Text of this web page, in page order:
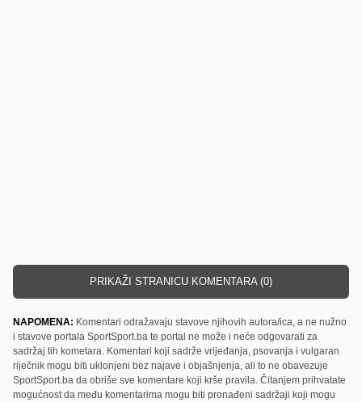
PRIKAŽI STRANICU KOMENTARA (0)
NAPOMENA: Komentari odražavaju stavove njihovih autora/ica, a ne nužno
i stavove portala SportSport.ba te portal ne može i neće odgovarati za
sadržaj tih kometara. Komentari koji sadrže vrijeđanja, psovanja i vulgaran
riječnik mogu biti uklonjeni bez najave i objašnjenja, ali to ne obavezuje
SportSport.ba da obriše sve komentare koji krše pravila. Čitanjem prihvatate
mogućnost da među komentarima mogu biti pronađeni sadržaji koji mogu